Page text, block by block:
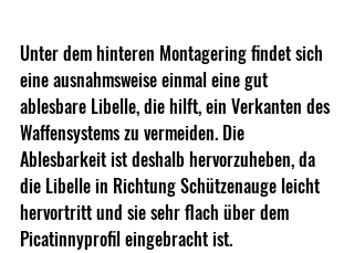
Unter dem hinteren Montagering findet sich
eine ausnahmsweise einmal eine gut
ablesbare Libelle, die hilft, ein Verkanten des
Waffensystems zu vermeiden. Die
Ablesbarkeit ist deshalb hervorzuheben, da
die Libelle in Richtung Schützenauge leicht
hervortritt und sie sehr flach über dem
Picatinnyprofil eingebracht ist.